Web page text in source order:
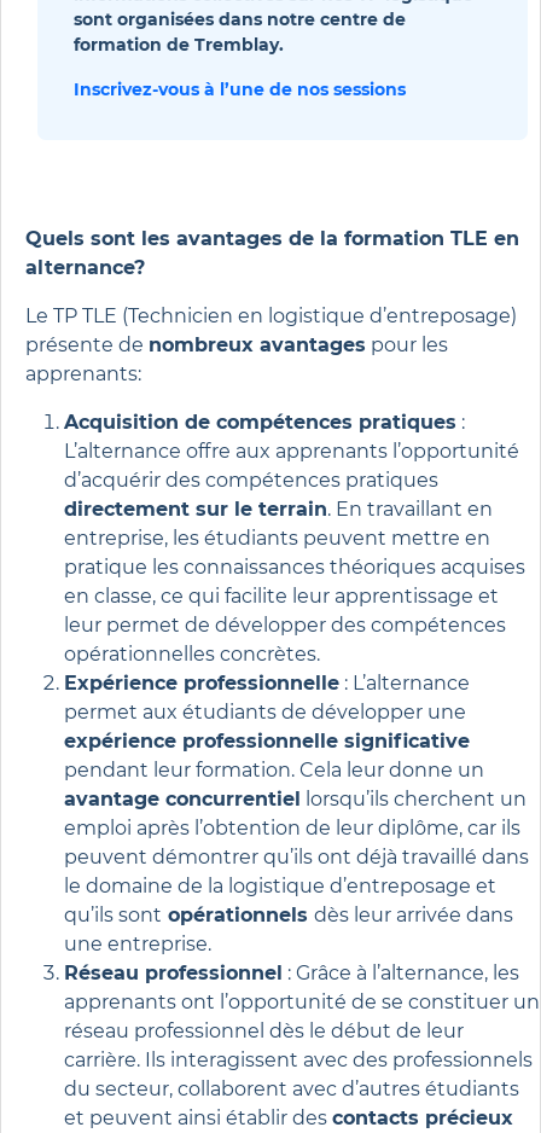
sont organisées dans notre centre de
formation de Tremblay.
Inscrivez-vous à l’une de nos sessions
Quels sont les avantages de la formation TLE en
alternance?
Le TP TLE (Technicien en logistique d’entreposage)
présente de nombreux avantages pour les
apprenants:
Acquisition de compétences pratiques :
L’alternance offre aux apprenants l’opportunité
d’acquérir des compétences pratiques
directement sur le terrain. En travaillant en
entreprise, les étudiants peuvent mettre en
pratique les connaissances théoriques acquises
en classe, ce qui facilite leur apprentissage et
leur permet de développer des compétences
opérationnelles concrètes.
Expérience professionnelle : L’alternance
permet aux étudiants de développer une
expérience professionnelle significative
pendant leur formation. Cela leur donne un
avantage concurrentiel lorsqu’ils cherchent un
emploi après l’obtention de leur diplôme, car ils
peuvent démontrer qu’ils ont déjà travaillé dans
le domaine de la logistique d’entreposage et
qu’ils sont opérationnels dès leur arrivée dans
une entreprise.
Réseau professionnel : Grâce à l’alternance, les
apprenants ont l’opportunité de se constituer un
réseau professionnel dès le début de leur
carrière. Ils interagissent avec des professionnels
du secteur, collaborent avec d’autres étudiants
et peuvent ainsi établir des contacts précieux